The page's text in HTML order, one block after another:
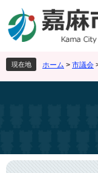
ジ
先
頭
で
ュ
を
飛
ば
現在地 ホーム > 市議会
本